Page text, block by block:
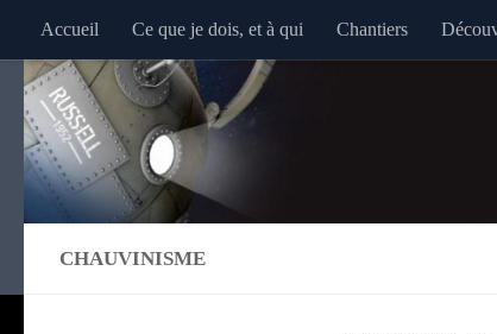
Au dessous du contenu
Accueil Ce que je dois, et à qui Chantiers
CHAUVINISME